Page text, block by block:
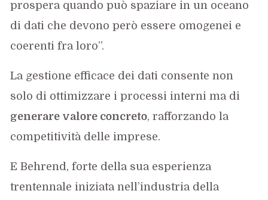
prospera quando può spaziare in un oceano
di dati che devono però essere omogenei e
coerenti fra loro”.
La gestione efficace dei dati consente non
solo di ottimizzare i processi interni ma di
generare valore concreto, rafforzando la
competitività delle imprese.
E Behrend, forte della sua esperienza
trentennale iniziata nell’industria della